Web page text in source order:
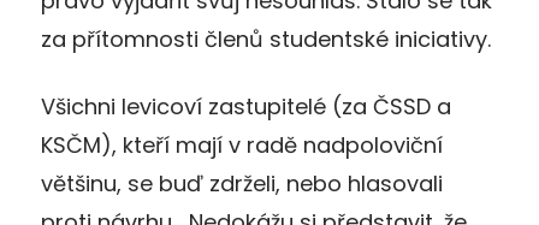
za přítomnosti členů studentské iniciativy.
Všichni levicoví zastupitelé (za ČSSD a
KSČM), kteří mají v radě nadpoloviční
většinu, se buď zdrželi, nebo hlasovali